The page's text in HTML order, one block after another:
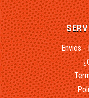
Envios -